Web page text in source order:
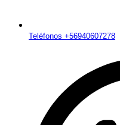
Teléfonos +56940607278